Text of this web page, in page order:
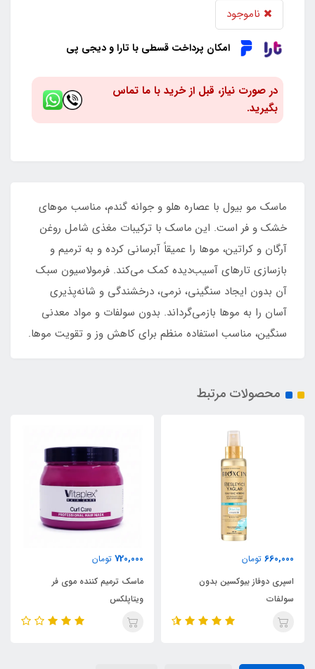
ناموجود
امکان پرداخت قسطی با تارا و دیجی پی
در صورت نیاز، قبل از خرید با ما تماس
بگیرید.
ماسک مو بیول با عصاره هلو و جوانه گندم، مناسب موهای
خشک و فر است. این ماسک با ترکیبات مغذی شامل روغن
آرگان و کراتین، موها را عمیقاً آبرسانی کرده و به ترمیم و
بازسازی تارهای آسیب‌دیده کمک می‌کند. فرمولاسیون سبک
آن بدون ایجاد سنگینی، نرمی، درخشندگی و شانه‌پذیری
آسان را به موها بازمی‌گرداند. بدون سولفات و مواد معدنی
سنگین، مناسب استفاده منظم برای کاهش وز و تقویت موها.
محصولات مرتبط
660,000 تومان
اسپری دوفاز بیوکسین بدون
سولفات
720,000 تومان
ماسک ترمیم کننده موی فر
ویتاپلکس